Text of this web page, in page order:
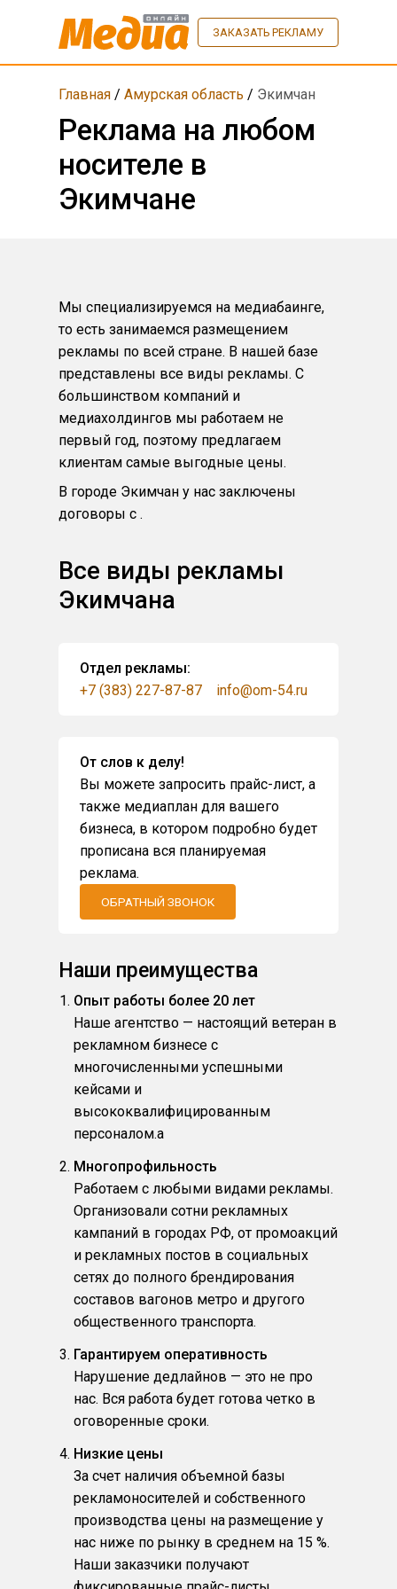
ЗАКАЗАТЬ РЕКЛАМУ
Главная/ Амурская область / Экимчан
Реклама на любом
носителе в
Экимчане
Мы специализируемся на медиабаинге,
то есть занимаемся размещением
рекламы по всей стране. В нашей базе
представлены все виды рекламы. С
большинством компаний и
медиахолдингов мы работаем не
первый год, поэтому предлагаем
клиентам самые выгодные цены.
В городе Экимчан у нас заключены
договоры с .
Все виды рекламы
Экимчана
Отдел рекламы:
+7 (383) 227-87-87
info@om-54.ru
От слов к делу!
Вы можете запросить прайс-лист, а
также медиаплан для вашего
бизнеса, в котором подробно будет
прописана вся планируемая
реклама.
ОБРАТНЫЙ ЗВОНОК
Наши преимущества
Опыт работы более 20 лет
Наше агентство — настоящий ветеран в
рекламном бизнесе с
многочисленными успешными
кейсами и
высококвалифицированным
персоналом.a
Многопрофильность
Работаем с любыми видами рекламы.
Организовали сотни рекламных
кампаний в городах РФ, от промоакций
и рекламных постов в социальных
сетях до полного брендирования
составов вагонов метро и другого
общественного транспорта.
Гарантируем оперативность
Нарушение дедлайнов — это не про
нас. Вся работа будет готова четко в
оговоренные сроки.
Низкие цены
За счет наличия объемной базы
рекламоносителей и собственного
производства цены на размещение у
нас ниже по рынку в среднем на 15 %.
Наши заказчики получают